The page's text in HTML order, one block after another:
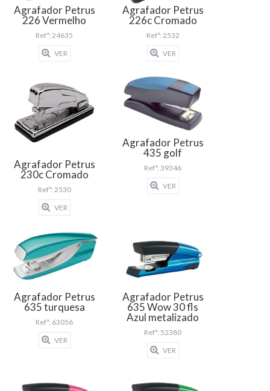
Agrafador Petrus
226 Vermelho
Refª: 24635
VER
Agrafador Petrus
226c Cromado
Refª: 2532
VER
Agrafador Petrus
230c Cromado
Refª: 2530
VER
Agrafador Petrus
435 golf
Refª: 39346
VER
Agrafador Petrus
635 turquesa
Refª: 63056
VER
Agrafador Petrus
635 Wow 30 fls
Azul metalizado
Refª: 52380
VER